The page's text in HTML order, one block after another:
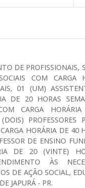
DE PROFISSIONAIS,
COM CARGA
01 (UM)
DE 20 HORAS
CARGA
PROFESSORES
HORÁRIA DE 40
DE ENSINO
DE 20 (VINTE)
ÀS
DE AÇÃO SOCIAL,
JAPURÁ - PR.